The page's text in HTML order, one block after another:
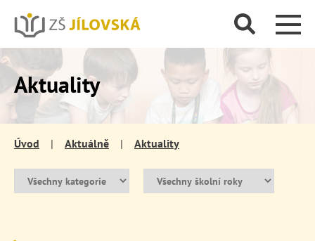
Aktuality
Úvod | Aktuálně | Aktuality